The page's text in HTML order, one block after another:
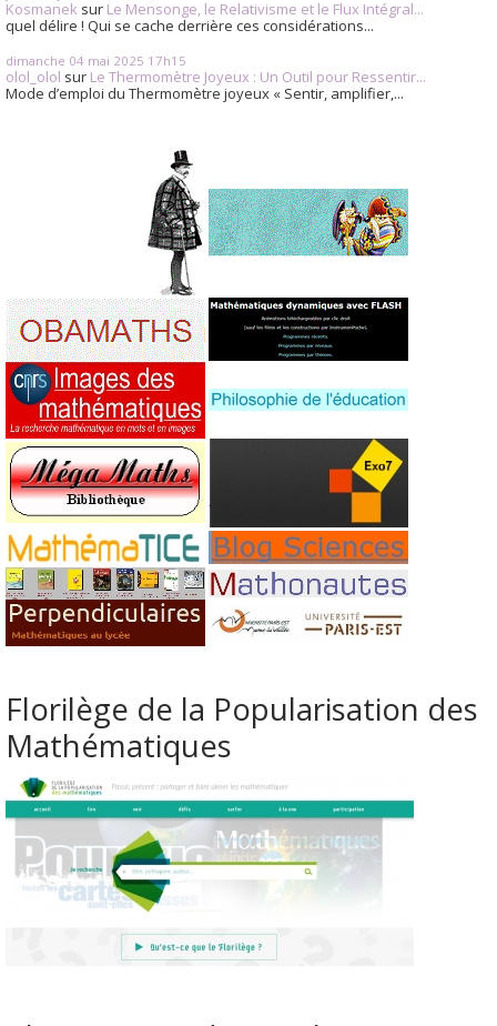
Kosmanek sur Le Mensonge, le Relativisme et le Flux Intégral...
quel délire ! Qui se cache derrière ces considérations...
dimanche 04 mai 2025 17h15
olol_olol sur Le Thermomètre Joyeux : Un Outil pour Ressentir...
Mode d’emploi du Thermomètre joyeux « Sentir, amplifier,...
Florilège de la Popularisation des
Mathématiques